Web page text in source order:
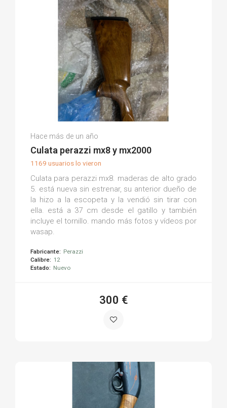
Francisco P.
Hace más de un año
Culata perazzi mx8 y mx2000
1169 usuarios lo vieron
Culata para perazzi mx8. maderas de alto grado
5. está nueva sin estrenar, su anterior dueño de
la hizo a la escopeta y la vendió sin tirar con
ella. está a 37 cm desde el gatillo y también
incluye el tornillo. mando más fotos y vídeos por
wasap.
Fabricante: Perazzi
Calibre: 12
Estado: Nuevo
300 €